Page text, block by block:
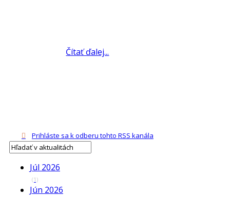
Čítať ďalej...
Prihláste sa k odberu tohto RSS kanála
Júl 2026
(1)
Jún 2026